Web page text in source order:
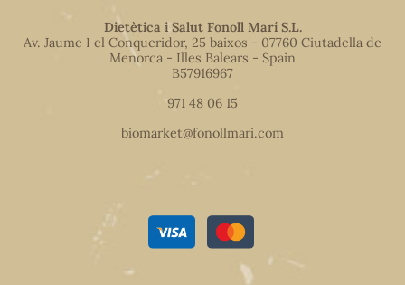
Dietètica i Salut Fonoll Marí S.L.
Av. Jaume I el Conqueridor, 25 baixos - 07760 Ciutadella de
Menorca - Illes Balears - Spain
B57916967
971 48 06 15
biomarket@fonollmari.com